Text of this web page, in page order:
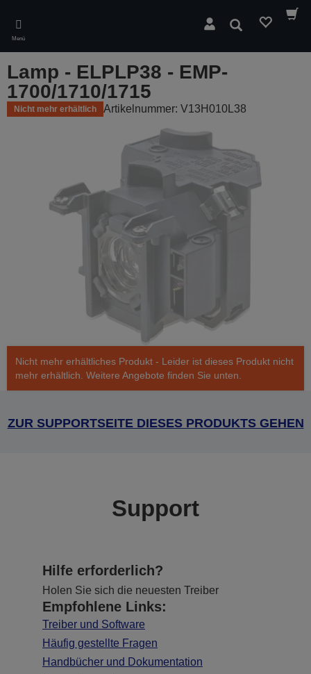
main
content
Menü
Suchen
Lamp - ELPLP38 - EMP-
1700/1710/1715
Nicht mehr erhältlich Artikelnummer: V13H010L38
Nicht mehr erhältliches Produkt - Leider ist dieses Produkt nicht
mehr erhältlich. Weitere Angebote finden Sie unten.
ZUR SUPPORTSEITE DIESES PRODUKTS GEHEN
Support
Hilfe erforderlich?
Holen Sie sich die neuesten Treiber
Empfohlene Links:
Treiber und Software
Häufig gestellte Fragen
Handbücher und Dokumentation